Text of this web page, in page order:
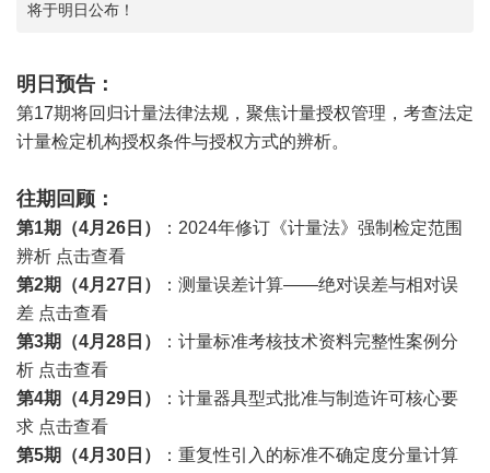
将于明日公布！
明日预告：
第17期将回归计量法律法规，聚焦计量授权管理，考查法定
计量检定机构授权条件与授权方式的辨析。
往期回顾：
第1期（4月26日） ：2024年修订《计量法》 强制检定范围
辨析 点击查看
第2期（4月27日）
：测量误差计算——绝对误差与相对误
差 点击查看
第3期（4月28日）
：计量标准考核技术资料完整性案例分
析 点击查看
第4期（4月29日）
：计量器具型式批准与制造许可核心要
求 点击查看
第5期（4月30日）
：重复性引入的标准不确定度分量计算